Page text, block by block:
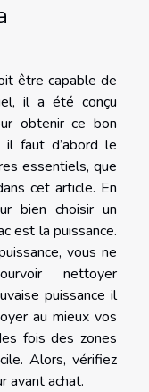
être capable de
il a été conçu
obtenir ce bon
il faut d’abord le
essentiels, que
cet article. En
bien choisir un
est la puissance.
vous ne
nettoyer
puissance il
au mieux vos
fois des zones
Alors, vérifiez
avant achat.